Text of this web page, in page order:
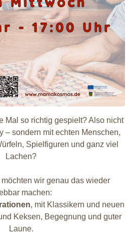
Mal so richtig gespielt? Also nicht
– sondern mit echten Menschen,
Spielfiguren und ganz viel
Lachen?
wir genau das wieder
machen:
, mit Klassikern und neuen
Keksen, Begegnung und guter
Laune.